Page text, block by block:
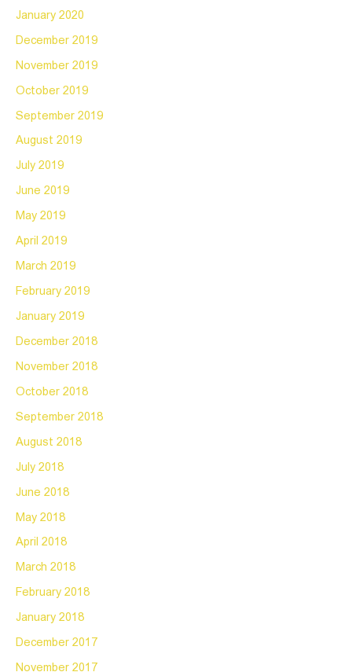
January 2020
December 2019
November 2019
October 2019
September 2019
August 2019
July 2019
June 2019
May 2019
April 2019
March 2019
February 2019
January 2019
December 2018
November 2018
October 2018
September 2018
August 2018
July 2018
June 2018
May 2018
April 2018
March 2018
February 2018
January 2018
December 2017
November 2017